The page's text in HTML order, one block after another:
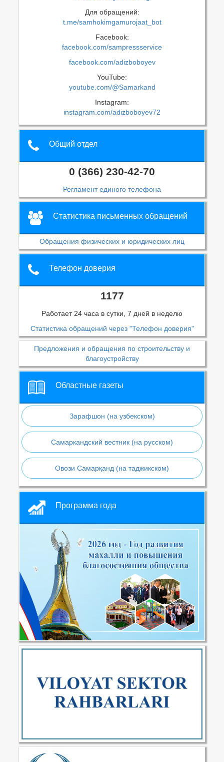
Для обращений:
t.me/samhokimgamurojaat_bot
Facebook:
facebook.com/sampressservice
facebook.com/adizboboyev
YouTube:
youtube.com/@Samarkand
Instagram:
instagram.com/adizboboyev72
Общий отдел
0 (366) 230-42-70
Регламент единого телефона
Статистика письменных обращений
Обращения физических и юридических лиц
Телефон доверия
1177
Работает 24 часа в сутки, 7 дней в неделю
Статистика обращений через "Телефон доверия"
Предложения и обращения по строительству и
благоустройству
Областные газеты
Зарафшон (на узбекском)
Самаркандский вестник (на русском)
Овози Самарқанд (на таджикском)
Программа года